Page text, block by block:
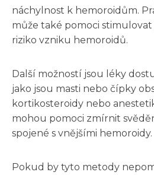
náchylnost k hemoroidům.
může také pomoci
riziko vzniku hemoroidů.
Další možností jsou léky
jako jsou masti nebo čípky
kortikosteroidy nebo
mohou pomoci zmírnit
spojené s vnějšími hemoroidy.
Pokud by tyto metody